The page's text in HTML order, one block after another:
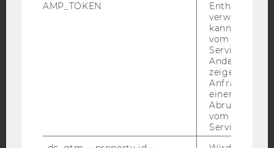
YouTube Bluesky
BARRIEREFREIHEITSERKLÄRUNG WEBSEITE
DATENSCHUTZERKLÄRUNG SOCIAL MEDIA
AMP_TOKEN
Enthält ein
verwendet
kann, um
vom AMP-
Service
Andere
zeigen Opt-
Anfrage im
einen Fehler
Abrufen
vom AMP
Service an.